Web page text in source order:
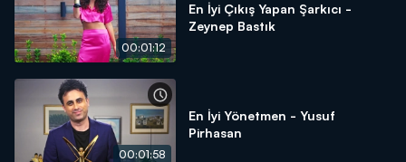
00:01:12
En İyi Çıkış Yapan Şarkıcı -
Zeynep Bastık
00:01:58
En İyi Yönetmen - Yusuf
Pirhasan